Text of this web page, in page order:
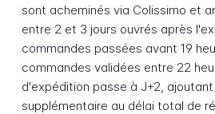
sont acheminés via Colissimo et
entre 2 et 3 jours ouvrés après
commandes passées avant 19
commandes validées entre 22
d'expédition passe à J+2, ajoutant
supplémentaire au délai total de